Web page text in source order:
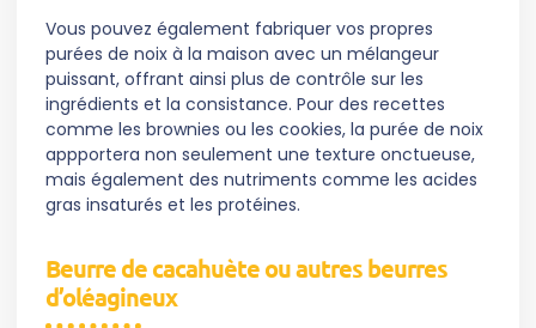
Vous pouvez également fabriquer vos propres
purées de noix à la maison avec un mélangeur
puissant, offrant ainsi plus de contrôle sur les
ingrédients et la consistance. Pour des recettes
comme les brownies ou les cookies, la purée de noix
appportera non seulement une texture onctueuse,
mais également des nutriments comme les acides
gras insaturés et les protéines.
Beurre de cacahuète ou autres beurres
d’oléagineux